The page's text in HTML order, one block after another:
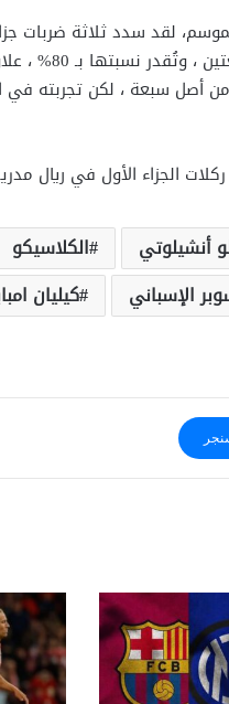
لقد سدد ثلاثة ضربات
هي أرقام متخصصة :
سبعة ، لكن تجربته في
أنشيلوتي الكلاسيكو
الإسباني
كيليان